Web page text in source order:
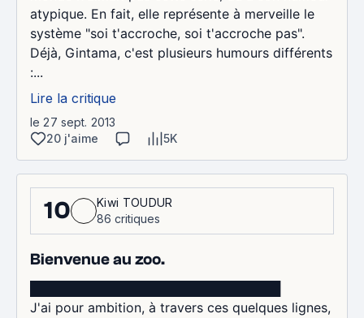
atypique. En fait, elle représente à merveille le
système "soi t'accroche, soi t'accroche pas".
Déjà, Gintama, c'est plusieurs humours différents
:...
Lire la critique
le 27 sept. 2013
20 j'aime
5K
10
Kiwi TOUDUR
86 critiques
Bienvenue au zoo.
J'ai pour ambition, à travers ces quelques lignes,